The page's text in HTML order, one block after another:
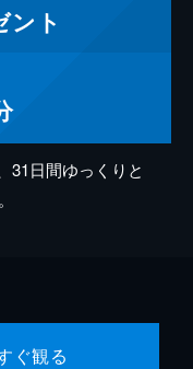
ント
31日間ゆっくりと
ぐ観る